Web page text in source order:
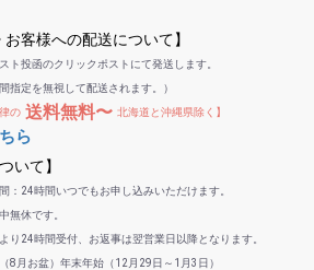
客様への配送について】
ト投函のクリックポストにて発送します。
指定を無視して配送されます。）
の 送料無料〜 北海道と沖縄県除く】
ら
いて】
：24時間いつでもお申し込みいただけます。
無休です。
り24時間受付、お返事は翌営業日以降となります。
8月お盆）年末年始（12月29日～1月3日）